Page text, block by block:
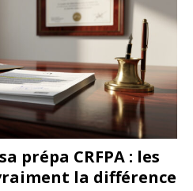
prépa CRFPA : les
la différence